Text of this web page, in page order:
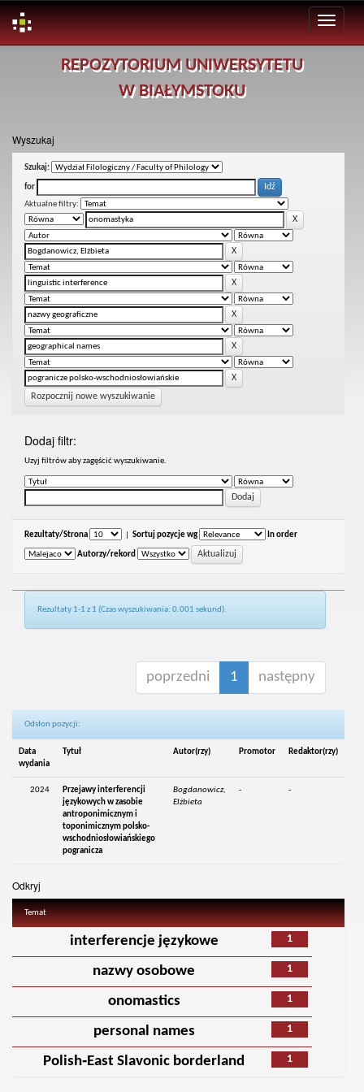
REPOZYTORIUM UNIWERSYTETU
W BIAŁYMSTOKU
Wyszukaj
Szukaj:
for
Aktualne filtry:
Rozpocznij nowe wyszukiwanie
Dodaj filtr:
Uzyj filtrów aby zagęścić wyszukiwanie.
Rezultaty/Strona Sortuj pozycje wg In order
Autorzy/rekord
Rezultaty 1-1 z 1 (Czas wyszukiwania: 0.001 sekund).
poprzedni 1 następny
Odsłon pozycji:
Data
wydania
Tytuł Autor(rzy) Promotor Redaktor(rzy)
2024
Przejawy interferencji
językowych w zasobie
antroponimicznym i
toponimicznym polsko-
wschodniosłowiańskiego
pogranicza
Bogdanowicz,
Elżbieta
- -
Odkryj
Temat
1
interferencje językowe
1
nazwy osobowe
1
onomastics
1
personal names
1
Polish‑East Slavonic borderland